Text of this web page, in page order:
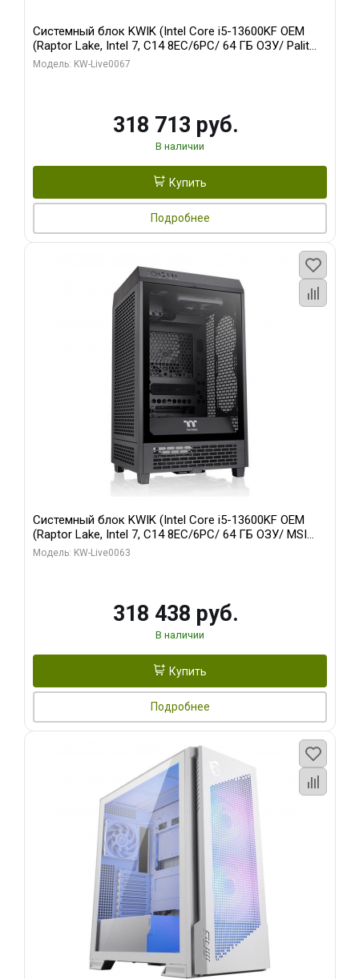
Системный блок KWIK (Intel Core i5-13600KF OEM
(Raptor Lake, Intel 7, C14 8EC/6PC/ 64 ГБ ОЗУ/ Palit
RTX5080 GAMINGPRO OC 16GB GDDR7 256bit 3xDP
Модель: KW-Live0067
318 713 руб.
В наличии
Купить
Подробнее
Системный блок KWIK (Intel Core i5-13600KF OEM
(Raptor Lake, Intel 7, C14 8EC/6PC/ 64 ГБ ОЗУ/ MSI
RTX5080 VENTUS 3X OC 16GB GDDR7 256bit 3xDP
Модель: KW-Live0063
318 438 руб.
В наличии
Купить
Подробнее